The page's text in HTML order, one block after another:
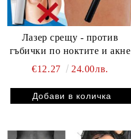
Лазер срещу - против
гъбички по ноктите и акне
€12.27
24.00лв.